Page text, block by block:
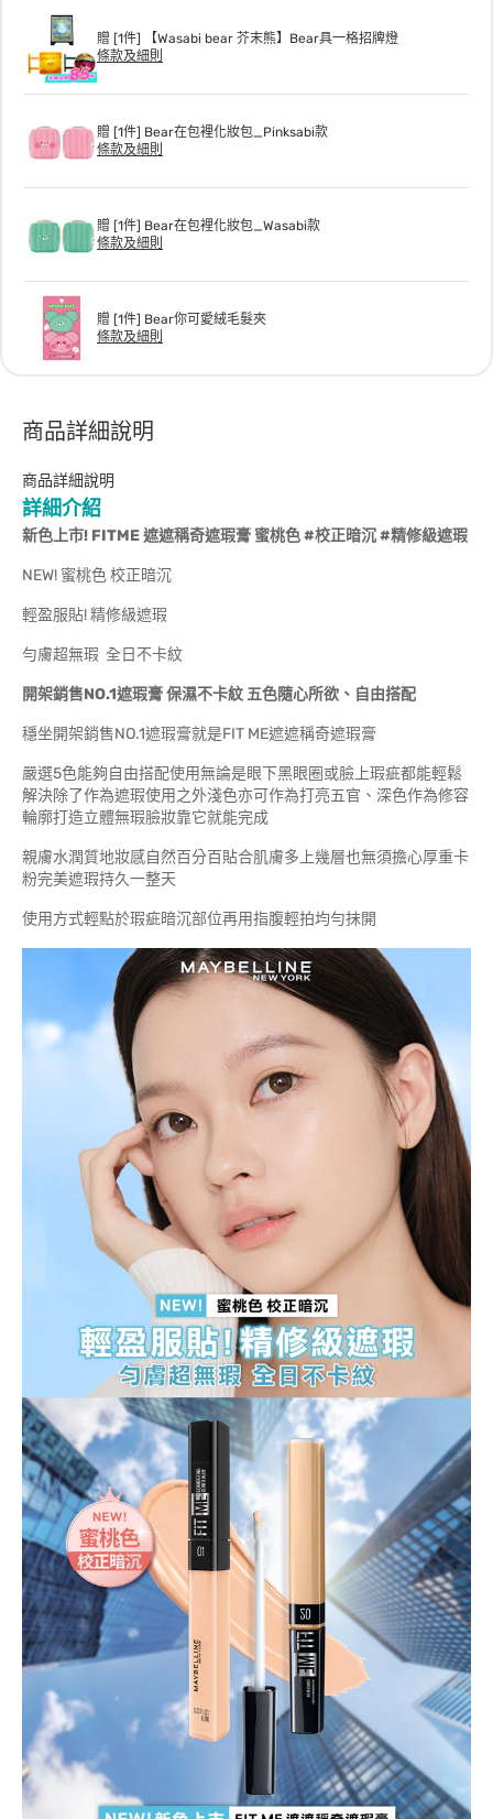
贈 [1件] 【Wasabi bear 芥末熊】Bear具一格招牌燈
條款及細則
贈 [1件] Bear在包裡化妝包_Pinksabi款
條款及細則
贈 [1件] Bear在包裡化妝包_Wasabi款
條款及細則
贈 [1件] Bear你可愛絨毛髮夾
條款及細則
商品詳細說明
商品詳細說明
詳細介紹
新色上市! FITME 遮遮稱奇遮瑕膏 蜜桃色 #校正暗沉 #精修級遮瑕
NEW! 蜜桃色 校正暗沉
輕盈服貼! 精修級遮瑕
勻膚超無瑕 全日不卡紋
開架銷售NO.1遮瑕膏 保濕不卡紋 五色隨心所欲、自由搭配
穩坐開架銷售NO.1遮瑕膏就是FIT ME遮遮稱奇遮瑕膏
嚴選5色能夠自由搭配使用無論是眼下黑眼圈或臉上瑕疵都能輕鬆
解決除了作為遮瑕使用之外淺色亦可作為打亮五官、深色作為修容
輪廓打造立體無瑕臉妝靠它就能完成
親膚水潤質地妝感自然百分百貼合肌膚多上幾層也無須擔心厚重卡
粉完美遮瑕持久一整天
使用方式輕點於瑕疵暗沉部位再用指腹輕拍均勻抹開